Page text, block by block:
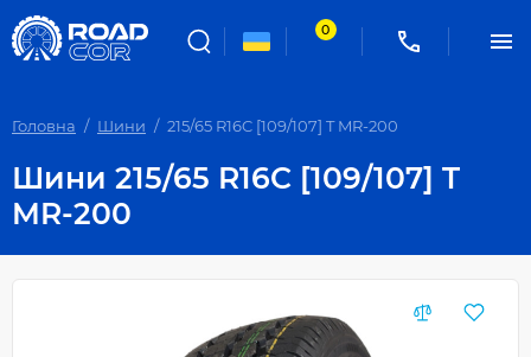
0
Головна Шини 215/65 R16C [109/107] T MR-200
Шини 215/65 R16C [109/107] T
MR-200